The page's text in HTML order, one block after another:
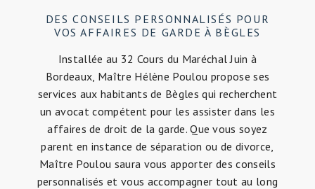
DES CONSEILS PERSONNALISÉS POUR
VOS AFFAIRES DE GARDE À BÈGLES
Installée au 32 Cours du Maréchal Juin à
Bordeaux, Maître Hélène Poulou propose ses
services aux habitants de Bègles qui recherchent
un avocat compétent pour les assister dans les
affaires de droit de la garde. Que vous soyez
parent en instance de séparation ou de divorce,
Maître Poulou saura vous apporter des conseils
personnalisés et vous accompagner tout au long